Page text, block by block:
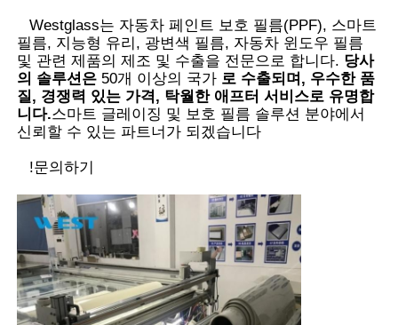
Westglass는 자동차 페인트 보호 필름(PPF), 스마트
필름, 지능형 유리, 광변색 필름, 자동차 윈도우 필름
및 관련 제품의 제조 및 수출을 전문으로 합니다. 당사
의 솔루션은 50개 이상의 국가 로 수출되며, 우수한 품
질, 경쟁력 있는 가격, 탁월한 애프터 서비스로 유명합
니다.스마트 글레이징 및 보호 필름 솔루션 분야에서
신뢰할 수 있는 파트너가 되겠습니다
!문의하기